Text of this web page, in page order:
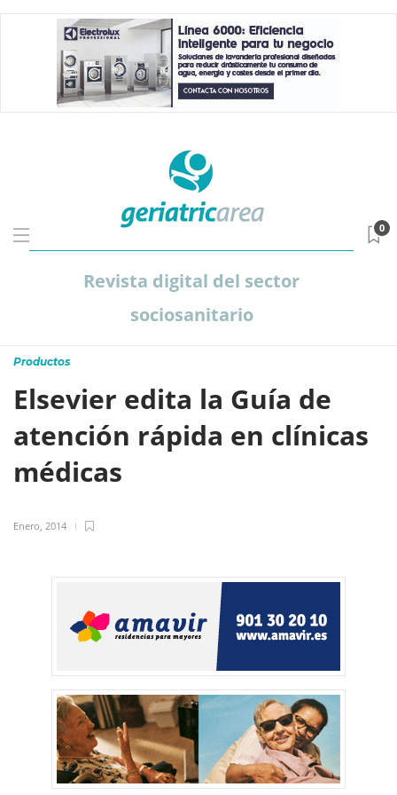
Revista digital del sector
sociosanitario
0
Productos
Elsevier edita la Guía de
atención rápida en clínicas
médicas
Enero, 2014